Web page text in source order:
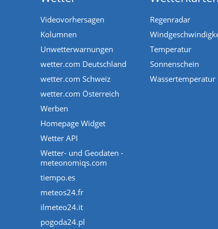
Videovorhersagen
Kolumnen
Unwetterwarnungen
wetter.com Deutschland
wetter.com Schweiz
wetter.com Österreich
Werben
Homepage Widget
Wetter API
Wetter- und Geodaten -
meteonomiqs.com
tiempo.es
meteos24.fr
ilmeteo24.it
pogoda24.pl
Regenradar
Temperatur
Sonnenschein
Wassertemperatur